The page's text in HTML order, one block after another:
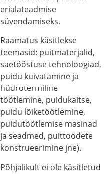
erialateadmise
süvendamiseks.
Raamatus käsitlekse
teemasid: puitmaterjalid,
saetööstuse tehnoloogiad,
puidu kuivatamine ja
hüdrotermiline
töötlemine, puidukaitse,
puidu lõiketöötlemine,
puidutöötlemise masinad
ja seadmed, puittoodete
konstrueerimine jne).
Põhjalikult ei ole käsitletud